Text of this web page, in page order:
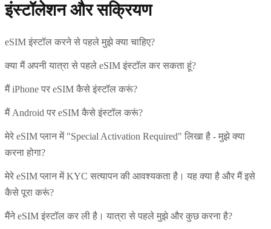
इंस्टॉलेशन और सक्रियण
eSIM इंस्टॉल करने से पहले मुझे क्या चाहिए?
क्या मैं अपनी यात्रा से पहले eSIM इंस्टॉल कर सकता हूं?
मैं iPhone पर eSIM कैसे इंस्टॉल करूं?
मैं Android पर eSIM कैसे इंस्टॉल करूं?
मेरे eSIM प्लान में "Special Activation Required" लिखा है - मुझे क्या
करना होगा?
मेरे eSIM प्लान में KYC सत्यापन की आवश्यकता है। यह क्या है और मैं इसे
कैसे पूरा करूं?
मैंने eSIM इंस्टॉल कर ली है। यात्रा से पहले मुझे और कुछ करना है?